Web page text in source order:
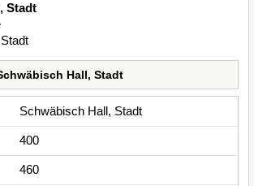
Stadt
Hall, Stadt
Schwäbisch Hall, Stadt
400
460